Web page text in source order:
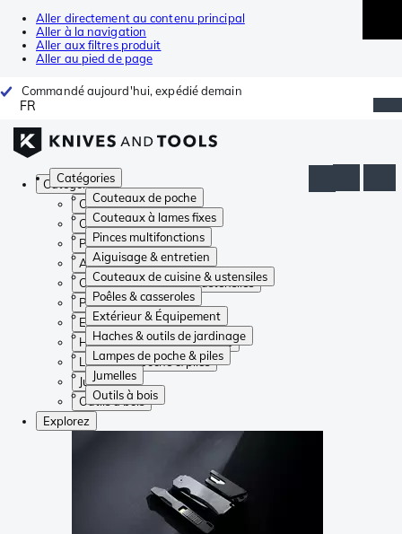
Aller directement au contenu principal
Aller à la navigation
Aller aux filtres produit
Aller au pied de page
Commandé aujourd'hui, expédié demain
FR
Catégories
Couteaux de poche
Couteaux à lames fixes
Pinces multifonctions
Aiguisage & entretien
Couteaux de cuisine & ustensiles
Poêles & casseroles
Extérieur & Équipement
Haches & outils de jardinage
Lampes de poche & piles
Jumelles
Outils à bois
Catégories
Couteaux de poche
Couteaux à lames fixes
Pinces multifonctions
Aiguisage & entretien
Couteaux de cuisine & ustensiles
Poêles & casseroles
Extérieur & Équipement
Haches & outils de jardinage
Lampes de poche & piles
Jumelles
Outils à bois
Explorez